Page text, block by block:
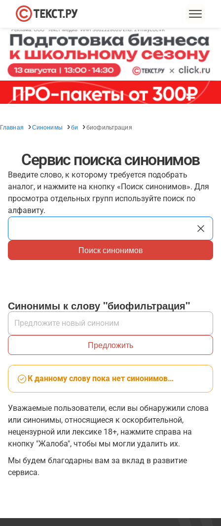
Главная Синонимы би биофильтрация
Сервис поиска синонимов
Введите слово, к которому требуется подобрать
аналог, и нажмите на кнопку «Поиск синонимов». Для
просмотра отдельных групп используйте поиск по
алфавиту.
Поиск синонимов
Синонимы к слову "биофильтрация"
Предложить
К данному слову пока нет синонимов…
Уважаемые пользователи, если вы обнаружили слова
или синонимы, относящиеся к оскорбительной,
нецензурной или лексике 18+, нажмите справа на
кнопку "Жалоба", чтобы мы могли удалить их.
Мы будем благодарны вам за вклад в развитие
сервиса.